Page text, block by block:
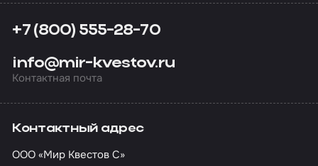
+7 (800) 555-28-70
info@mir-kvestov.ru
Контактная почта
Контактный адрес
ООО «Мир Квестов С»